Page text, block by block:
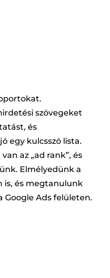
szövegeket
és
egy kulcsszó lista.
az „ad rank”, és
Elmélyedünk a
is, és megtanulunk
Google Ads felületen.